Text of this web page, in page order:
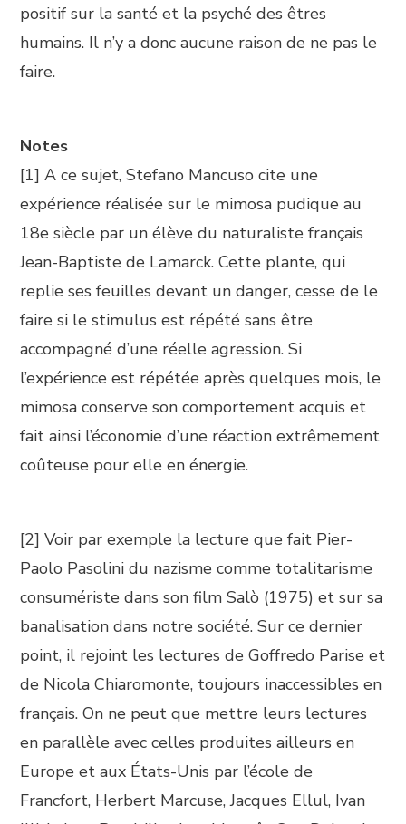
positif sur la santé et la psyché des êtres
humains. Il n’y a donc aucune raison de ne pas le
faire.
Notes
[1] A ce sujet, Stefano Mancuso cite une
expérience réalisée sur le mimosa pudique au
18e siècle par un élève du naturaliste français
Jean-Baptiste de Lamarck. Cette plante, qui
replie ses feuilles devant un danger, cesse de le
faire si le stimulus est répété sans être
accompagné d’une réelle agression. Si
l’expérience est répétée après quelques mois, le
mimosa conserve son comportement acquis et
fait ainsi l’économie d’une réaction extrêmement
coûteuse pour elle en énergie.
[2] Voir par exemple la lecture que fait Pier-
Paolo Pasolini du nazisme comme totalitarisme
consumériste dans son film Salò (1975) et sur sa
banalisation dans notre société. Sur ce dernier
point, il rejoint les lectures de Goffredo Parise et
de Nicola Chiaromonte, toujours inaccessibles en
français. On ne peut que mettre leurs lectures
en parallèle avec celles produites ailleurs en
Europe et aux États-Unis par l’école de
Francfort, Herbert Marcuse, Jacques Ellul, Ivan